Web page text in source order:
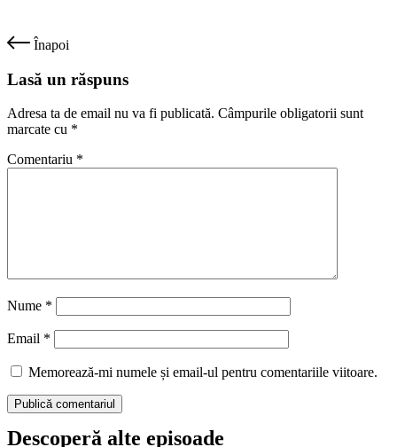
Înapoi
Lasă un răspuns
Adresa ta de email nu va fi publicată. Câmpurile obligatorii sunt
marcate cu *
Comentariu *
Nume *
Email *
Memorează-mi numele și email-ul pentru comentariile viitoare.
Descoperă alte episoade